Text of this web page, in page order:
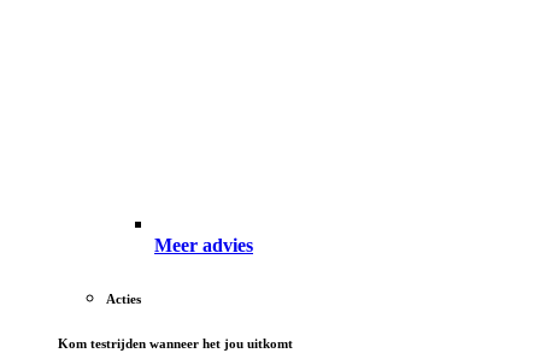
Meer advies
Acties
Kom testrijden wanneer het jou uitkomt